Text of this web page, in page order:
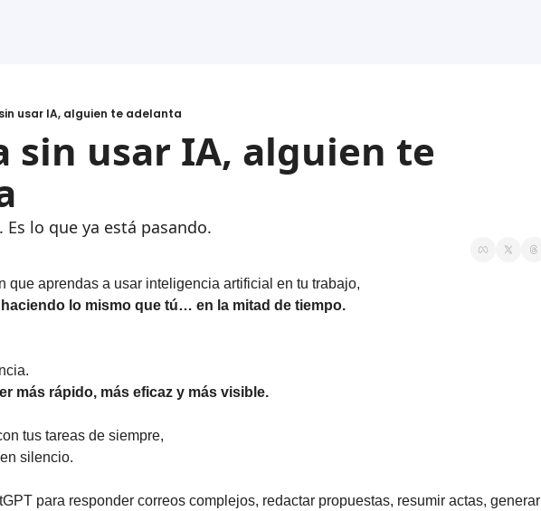
usar IA, alguien te adelanta
sin usar IA, alguien te
Es lo que ya está pasando.
que aprendas a usar inteligencia artificial en tu trabajo,
lo mismo que tú… en la mitad de tiempo.
más rápido, más eficaz y más visible.
tus tareas de siempre,
silencio.
para responder correos complejos, redactar propuestas, resumir actas, generar